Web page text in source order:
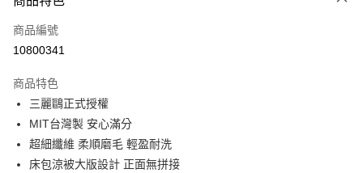
信用卡一次付款
超商取貨付款
Apple Pay
街口支付
悠遊付
商品編號
10800341
商品特色
三麗鷗正式授權
MIT台灣製 安心滿分
超細纖維 柔順磨毛 輕盈耐洗
床包涼被大版設計 正面無拼接